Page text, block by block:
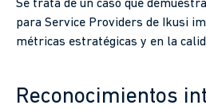
Se trata de un caso que
para Service Providers de Ikusi
métricas estratégicas y en la
Reconocimientos